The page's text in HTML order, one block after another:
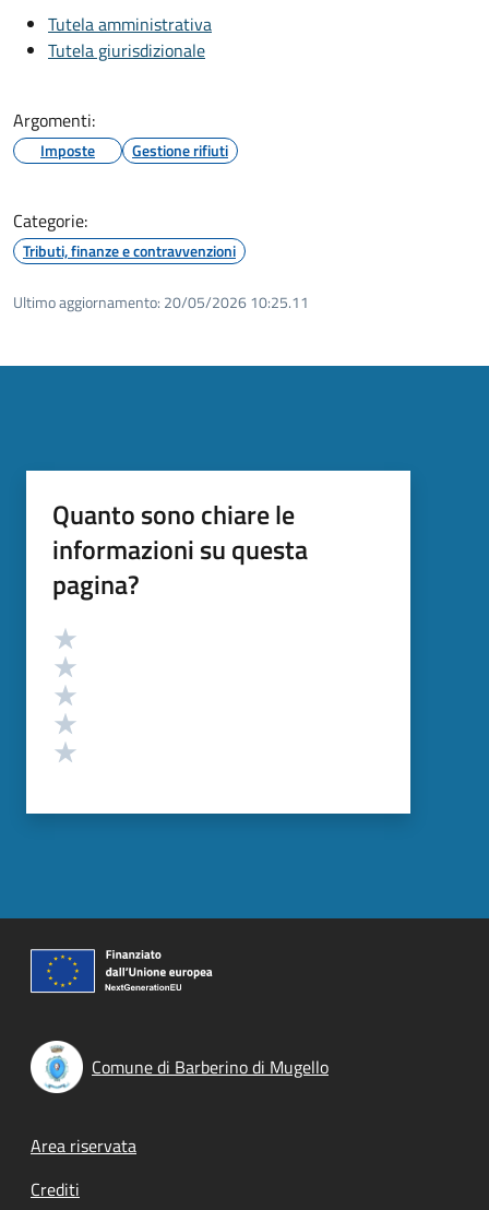
Tutela amministrativa
Tutela giurisdizionale
Argomenti:
Imposte Gestione rifiuti
Categorie:
Tributi, finanze e contravvenzioni
Ultimo aggiornamento: 20/05/2026 10:25.11
Quanto sono chiare le
informazioni su questa
pagina?
Valutazione
Comune di Barberino di Mugello
Footer menu
Area riservata
Crediti